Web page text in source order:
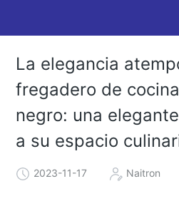
La elegancia
fregadero de
negro: una
a su espacio
2023-11-17 Naitron